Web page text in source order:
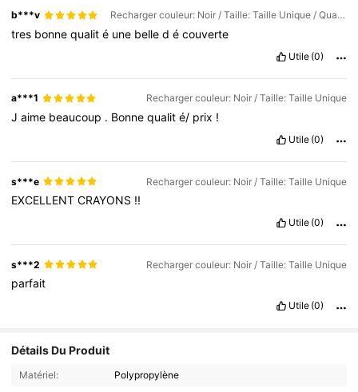
b***v Recharger couleur: Noir / Taille: Taille Unique / Quantité: 1 Set
tres bonnequalité une belledécouverte
Utile (0)
a***1 Recharger couleur: Noir / Taille: Taille Unique
Jaime beaucoup . Bonnequalité/ prix !
Utile (0)
s***e Recharger couleur: Noir / Taille: Taille Unique
EXCELLENTCRAYONS !!
Utile (0)
s***2 Recharger couleur: Noir / Taille: Taille Unique
parfait
Utile (0)
Détails Du Produit
Matériel: Polypropylène